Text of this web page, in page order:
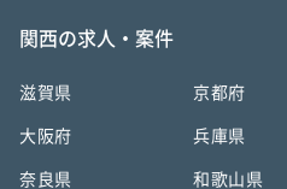
関西の求人・案件
滋賀県 京都府
大阪府 兵庫県
奈良県 和歌山県